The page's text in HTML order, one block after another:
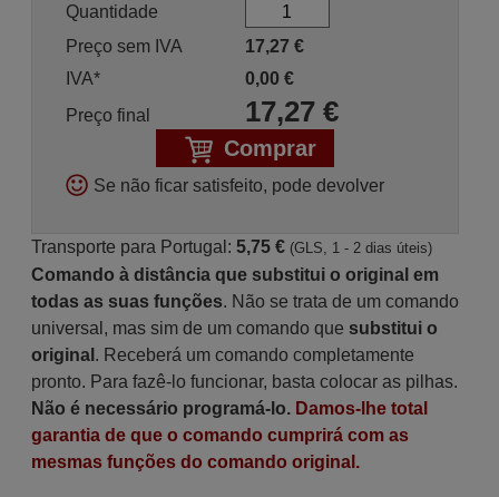
Quantidade
Preço sem IVA
17,27 €
IVA*
0,00 €
Preço final
17,27€
Comprar
Se não ficar satisfeito, pode devolver
Transporte para Portugal: 5,75 € (GLS, 1 - 2 dias úteis)
Comando à distância que substitui o original em
todas as suas funções. Não se trata de um comando
universal, mas sim de um comando que substitui o
original . Receberá um comando completamente
pronto. Para fazê-lo funcionar, basta colocar as pilhas.
Não é necessário programá-lo. Damos-lhe total
garantia de que o comando cumprirá com as
mesmas funções do comando original.